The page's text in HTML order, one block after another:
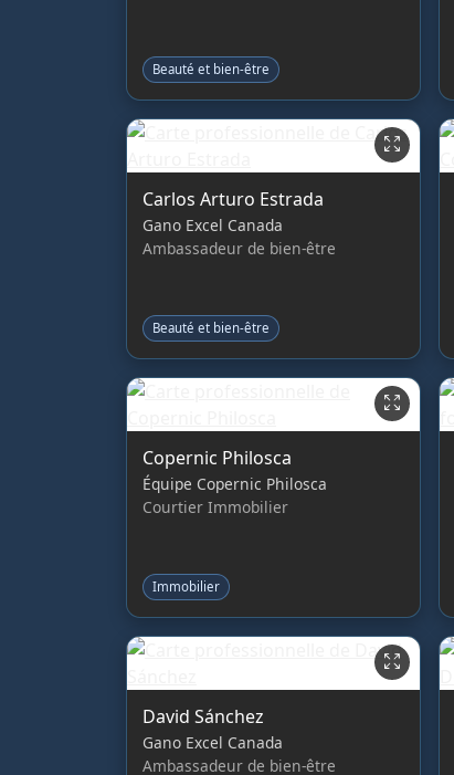
Beauté et bien-être
Carlos Arturo Estrada
Gano Excel Canada
Ambassadeur de bien-être
Beauté et bien-être
Copernic Philosca
Équipe Copernic Philosca
Courtier Immobilier
Immobilier
David Sánchez
Gano Excel Canada
Ambassadeur de bien-être